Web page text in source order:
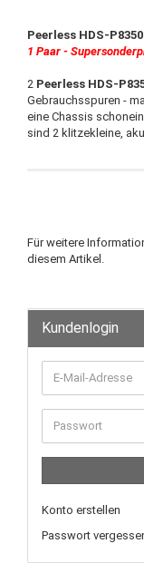
Peerless HDS-
1 Paar -
2 Peerless HDS-
Gebrauchsspuren -
eine Chassis
sind 2 klitzekleine,
Für weitere
diesem Artikel.
Kundenlogin
E-
Mail-
Adresse
Passwort
Konto erstellen
Passwort